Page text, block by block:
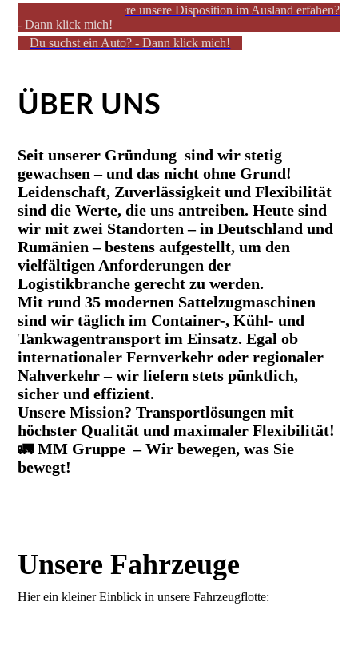
Du willst mehr übere unsere Disposition im Ausland erfahen?
- Dann klick mich!
Du suchst ein Auto? - Dann klick mich!
ÜBER UNS
Seit unserer Gründung sind wir stetig
gewachsen – und das nicht ohne Grund!
Leidenschaft, Zuverlässigkeit und Flexibilität
sind die Werte, die uns antreiben. Heute sind
wir mit zwei Standorten – in Deutschland und
Rumänien – bestens aufgestellt, um den
vielfältigen Anforderungen der
Logistikbranche gerecht zu werden.
Mit rund 35 modernen Sattelzugmaschinen
sind wir täglich im Container-, Kühl- und
Tankwagentransport im Einsatz. Egal ob
internationaler Fernverkehr oder regionaler
Nahverkehr – wir liefern stets pünktlich,
sicher und effizient.
Unsere Mission? Transportlösungen mit
höchster Qualität und maximaler Flexibilität!
🚛 MM Gruppe – Wir bewegen, was Sie
bewegt!
Unsere Fahrzeuge
Hier ein kleiner Einblick in unsere Fahrzeugflotte: